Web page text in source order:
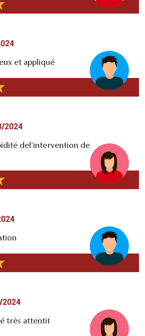
et appliqué
2024
del'intervention de
très attentif